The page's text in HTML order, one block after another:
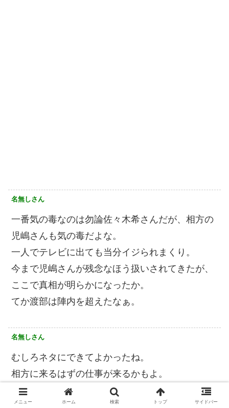
名無しさん
一番気の毒なのは勿論佐々木希さんだが、相方の
児嶋さんも気の毒だよな。
一人でテレビに出ても当分イジられまくり。
今まで児嶋さんが残念なほう扱いされてきたが、
ここで真相が明らかになったか。
てか渡部は陣内を超えたなぁ。
名無しさん
むしろネタにできてよかったね。
相方に来るはずの仕事が来るかもよ。
メニュー ホーム 検索 トップ サイドバー